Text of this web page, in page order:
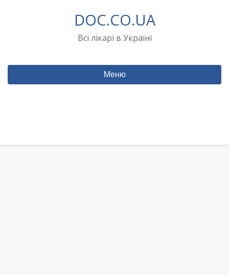
DOC.CO.UA
Всі лікарі в Україні
Меню